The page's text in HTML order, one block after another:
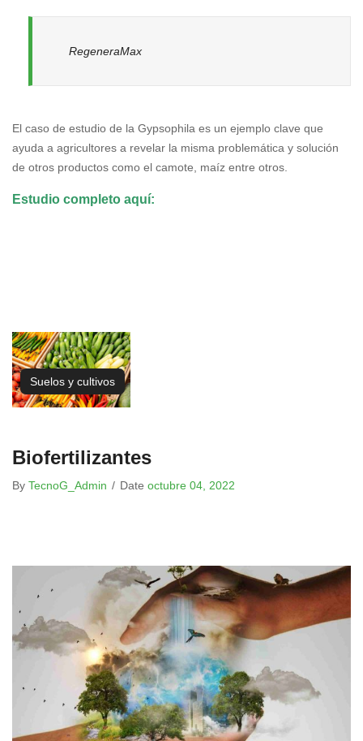
RegeneraMax
El caso de estudio de la Gypsophila es un ejemplo clave que
ayuda a agricultores a revelar la misma problemática y solución
de otros productos como el camote, maíz entre otros.
Estudio completo aquí:
Suelos y cultivos
Biofertilizantes
By TecnoG_Admin / Date octubre 04, 2022